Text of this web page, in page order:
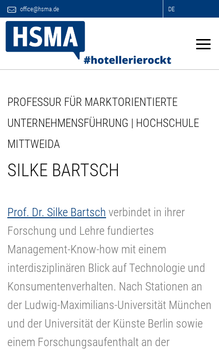
office@hsma.de DE
PROFESSUR FÜR MARKTORIENTIERTE
UNTERNEHMENSFÜHRUNG | HOCHSCHULE
MITTWEIDA
SILKE BARTSCH
Prof. Dr. Silke Bartsch verbindet in ihrer
Forschung und Lehre fundiertes
Management-Know-how mit einem
interdisziplinären Blick auf Technologie und
Konsumentenverhalten. Nach Stationen an
der Ludwig-Maximilians-Universität München
und der Universität der Künste Berlin sowie
einem Forschungsaufenthalt an der